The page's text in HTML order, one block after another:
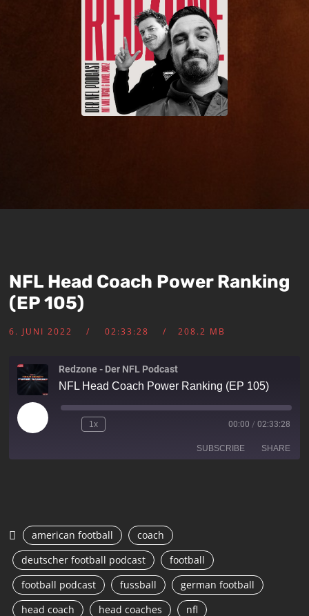
NFL Head Coach Power Ranking
(EP 105)
6. JUNI 2022 02:33:28 208.2 MB
Redzone - Der NFL Podcast
NFL Head Coach Power Ranking (EP 105)
1x 00:00 / 02:33:28
SUBSCRIBE SHARE
EMBED
american football
coach
deutscher football podcast
football
football podcast
fussball
german football
head coach
head coaches nfl